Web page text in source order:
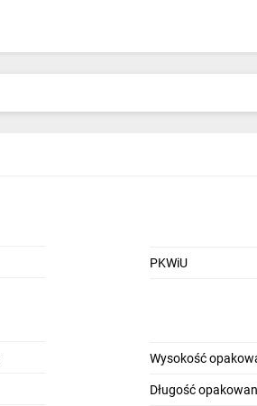
PKWiU
Wysokość
Długość